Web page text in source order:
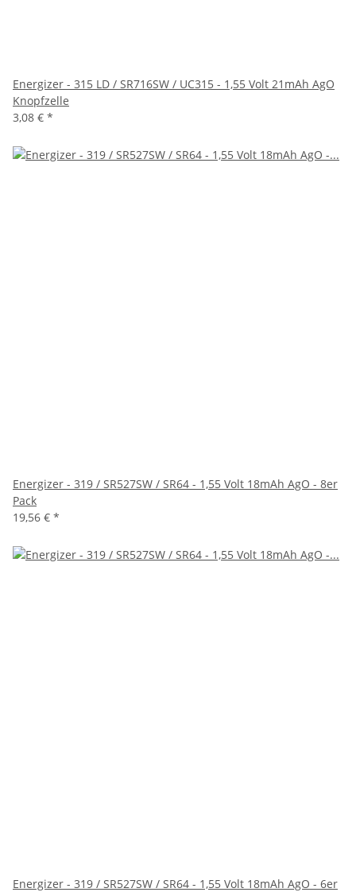
Energizer - 315 LD / SR716SW / UC315 - 1,55 Volt 21mAh AgO
Knopfzelle
3,08 € *
Energizer - 319 / SR527SW / SR64 - 1,55 Volt 18mAh AgO - 8er
Pack
19,56 € *
Energizer - 319 / SR527SW / SR64 - 1,55 Volt 18mAh AgO - 6er